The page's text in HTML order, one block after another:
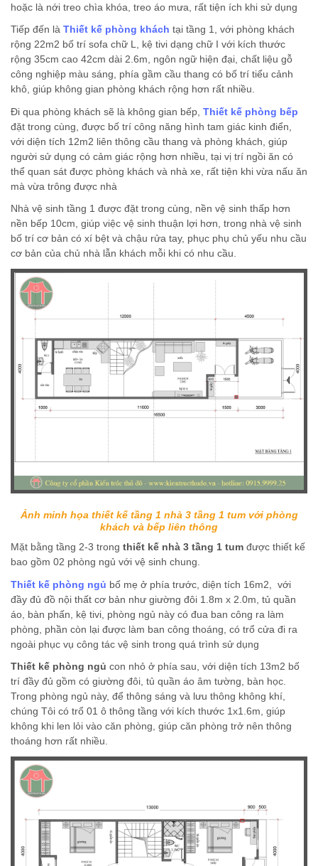
hoặc là nới treo chìa khóa, treo áo mưa, rất tiện ích khi sử dụng
Tiếp đến là Thiết kế phòng khách tại tầng 1, với phòng khách
rộng 22m2 bố trí sofa chữ L, kệ tivi dạng chữ I với kích thước
rộng 35cm cao 42cm dài 2.6m, ngôn ngữ hiện đại, chất liệu gỗ
công nghiệp màu sáng, phía gầm cầu thang có bố trí tiểu cảnh
khô, giúp không gian phòng khách rộng hơn rất nhiều.
Đi qua phòng khách sẽ là không gian bếp, Thiết kế phòng bếp
đặt trong cùng, được bố trí công năng hình tam giác kinh điển,
với diện tích 12m2 liên thông cầu thang và phòng khách, giúp
người sử dụng có cảm giác rộng hơn nhiều, tại vị trí ngồi ăn có
thể quan sát được phòng khách và nhà xe, rất tiện khi vừa nấu ăn
mà vừa trông được nhà
Nhà vệ sinh tầng 1 được đặt trong cùng, nền vệ sinh thấp hơn
nền bếp 10cm, giúp việc vệ sinh thuận lợi hơn, trong nhà vệ sinh
bố trí cơ bản có xí bệt và chậu rửa tay, phục phụ chủ yếu nhu cầu
cơ bản của chủ nhà lẫn khách mỗi khi có nhu cầu.
Ảnh minh họa thiết kế tầng 1 nhà 3 tầng 1 tum với phòng
khách và bếp liên thông
Mặt bằng tầng 2-3 trong thiết kế nhà 3 tầng 1 tum được thiết kế
bao gồm 02 phòng ngủ với vệ sinh chung.
Thiết kế phòng ngủ bố mẹ ở phía trước, diện tích 16m2, với
đầy đủ đồ nội thất cơ bản như giường đôi 1.8m x 2.0m, tủ quần
áo, bàn phấn, kệ tivi, phòng ngủ này có đua ban công ra làm
phòng, phần còn lại được làm ban công thoáng, có trổ cửa đi ra
ngoài phục vụ công tác vệ sinh trong quá trình sử dụng
Thiết kế phòng ngủ con nhỏ ở phía sau, với diện tích 13m2 bố
trí đầy đủ gồm có giường đôi, tủ quần áo âm tường, bàn học.
Trong phòng ngủ này, để thông sáng và lưu thông không khí,
chúng Tôi có trổ 01 ô thông tầng với kích thước 1x1.6m, giúp
không khi len lỏi vào căn phòng, giúp căn phòng trở nên thông
thoáng hơn rất nhiều.